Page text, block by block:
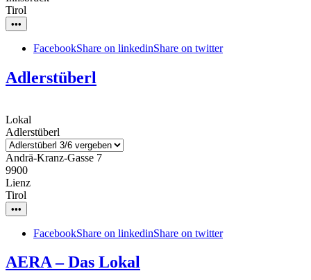
Tirol
•••
FacebookShare on linkedinShare on twitter
Adlerstüberl
Lokal
Adlerstüberl
Andrä-Kranz-Gasse 7
9900
Lienz
Tirol
•••
FacebookShare on linkedinShare on twitter
AERA – Das Lokal